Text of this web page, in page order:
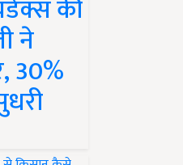
की
ने
30%